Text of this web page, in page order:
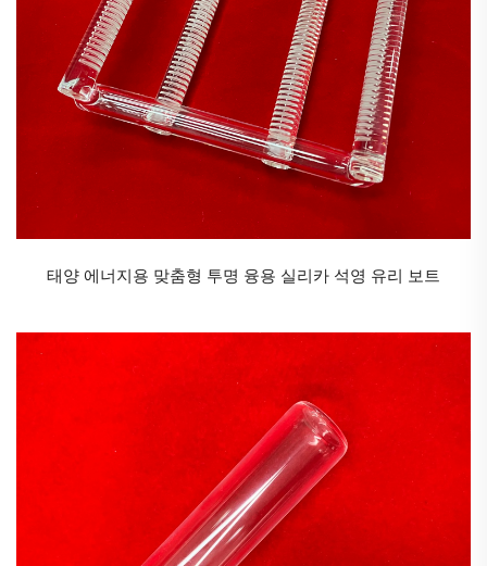
붕규산 특수유리의 특성:
a. 낮은 열팽창 계수
b. 높은 내열성: 고온 환경을 견딜 수 있으며, 단시간 사용 온도는
까지 가능하고 연화 온도는 약 820℃이며, 급격한 가
열 및 냉각이 필요한 상황에 적합함.
c. 상대적으로 높은 경도를 가지며 굽힘 강도는 약 25MPa이고 마
는 미세 결정과 잔류 유리상으로 구성됨. 세라믹 유리는 유리와
세라믹의 이중 특성을 가짐. 원자 배열이 규칙적이며 광택이 높
세라믹 유리의 주요 응용 분야:
1. 투명 세라믹 유리는 주로 스토브 및 벽난로 패널로 사용됨
2. 블랙 앤 화이트 세라믹 글라스는 주로 인덕션 쿡탑 및 전기 세
라믹 스토브 패널에 사용됩니다.
태양 에너지용 맞춤형 투명 융용 실리카 석영 유리 보트